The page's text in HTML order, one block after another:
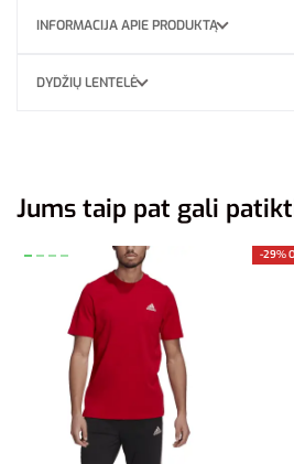
INFORMACIJA APIE PRODUKTĄ
DYDŽIŲ LENTELĖ
Jums taip pat gali
-29%